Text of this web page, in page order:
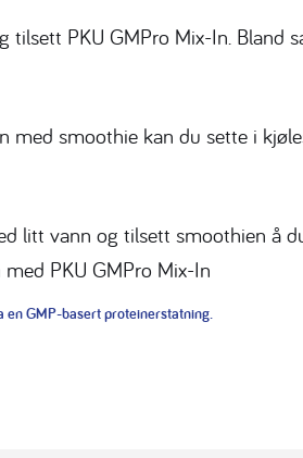
tilsett PKU GMPro Mix-In. Bland
med smoothie kan du sette i
litt vann og tilsett smoothien å
PKU GMPro Mix-In
en GMP-basert proteinerstatning.